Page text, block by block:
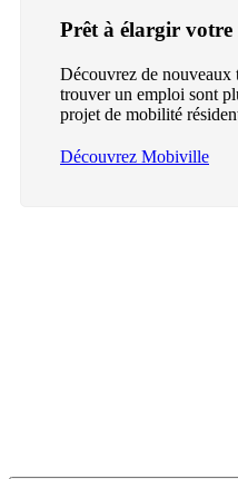
Prêt à élargir votre
Découvrez de nouveaux
trouver un emploi sont
projet de mobilité
Découvrez Mobiville